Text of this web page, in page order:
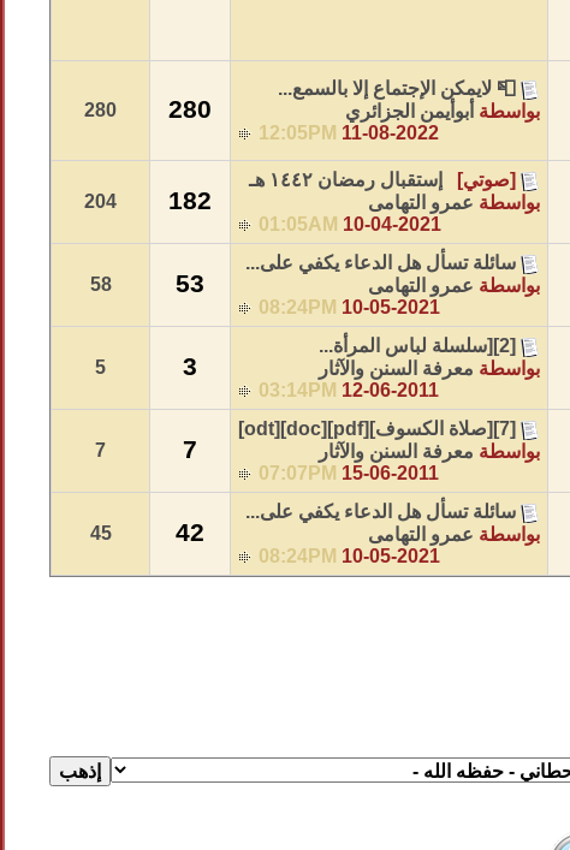
📮 لايمكن الإجتماع إلا بالسمع...
بواسطة أبوأيمن الجزائري
11-08-2022
12:05PM
280
280
[صوتي]
إستقبال رمضان ١٤٤٢ هـ
بواسطة عمرو التهامى
10-04-2021
01:05AM
182
204
سائلة تسأل هل الدعاء يكفي على...
بواسطة عمرو التهامى
10-05-2021
08:24PM
53
58
[2][سلسلة لباس المرأة...
بواسطة معرفة السنن والآثار
12-06-2011
03:14PM
3
5
[7][صلاة الكسوف][pdf][doc][odt]
بواسطة معرفة السنن والآثار
15-06-2011
07:07PM
7
7
سائلة تسأل هل الدعاء يكفي على...
بواسطة عمرو التهامى
10-05-2021
08:24PM
42
45